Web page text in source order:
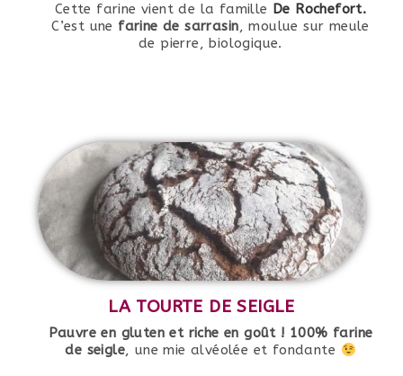
Cette farine vient de la famille De Rochefort.
C’est une farine de sarrasin, moulue sur meule
de pierre, biologique.
LA TOURTE DE SEIGLE
Pauvre en gluten et riche en goût ! 100% farine
de seigle, une mie alvéolée et fondante